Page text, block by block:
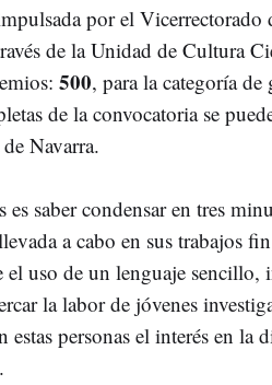
por el Vicerrectorado
de la Unidad de Cultura
500, para la categoría
de la convocatoria se
Navarra.
saber condensar en tres
a cabo en sus trabajos
el uso de un lenguaje sencillo,
la labor de jóvenes
personas el interés en
.